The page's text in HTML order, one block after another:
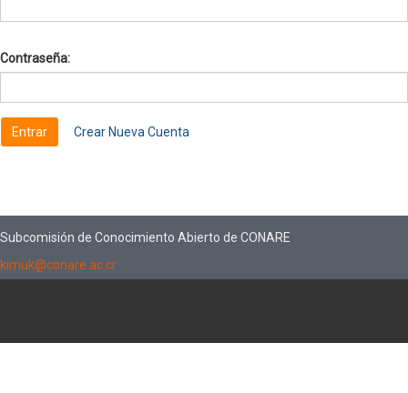
Contraseña:
Crear Nueva Cuenta
Subcomisión de Conocimiento Abierto de CONARE
kimuk@conare.ac.cr